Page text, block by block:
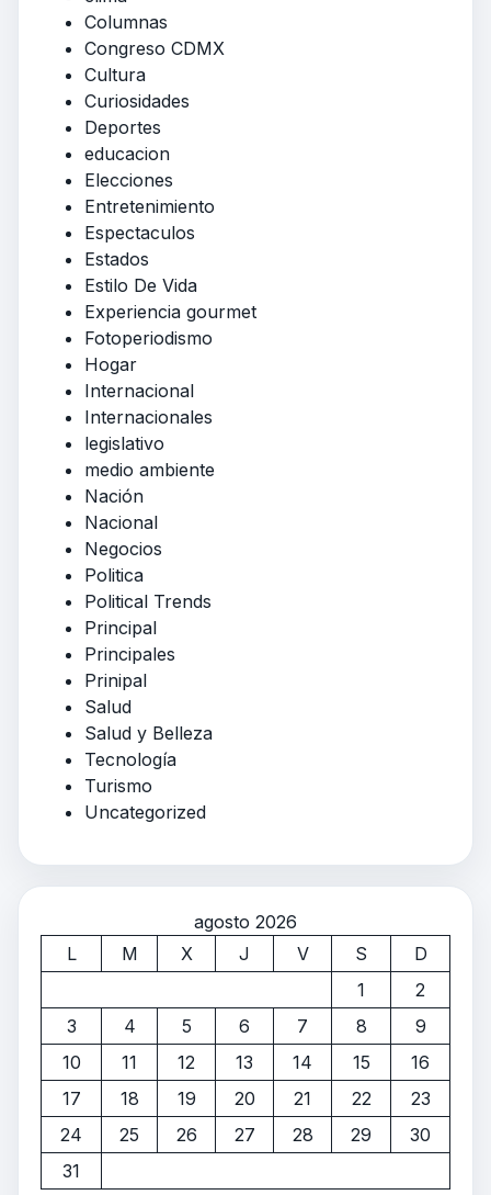
Columnas
Congreso CDMX
Cultura
Curiosidades
Deportes
educacion
Elecciones
Entretenimiento
Espectaculos
Estados
Estilo De Vida
Experiencia gourmet
Fotoperiodismo
Hogar
Internacional
Internacionales
legislativo
medio ambiente
Nación
Nacional
Negocios
Politica
Political Trends
Principal
Principales
Prinipal
Salud
Salud y Belleza
Tecnología
Turismo
Uncategorized
agosto 2026
L
M X J V S
D
1
2
3
4 5 6 7 8
9
10
11 12 13 14 15
16
17
18 19 20 21 22
23
24
25 26 27 28 29
30
31